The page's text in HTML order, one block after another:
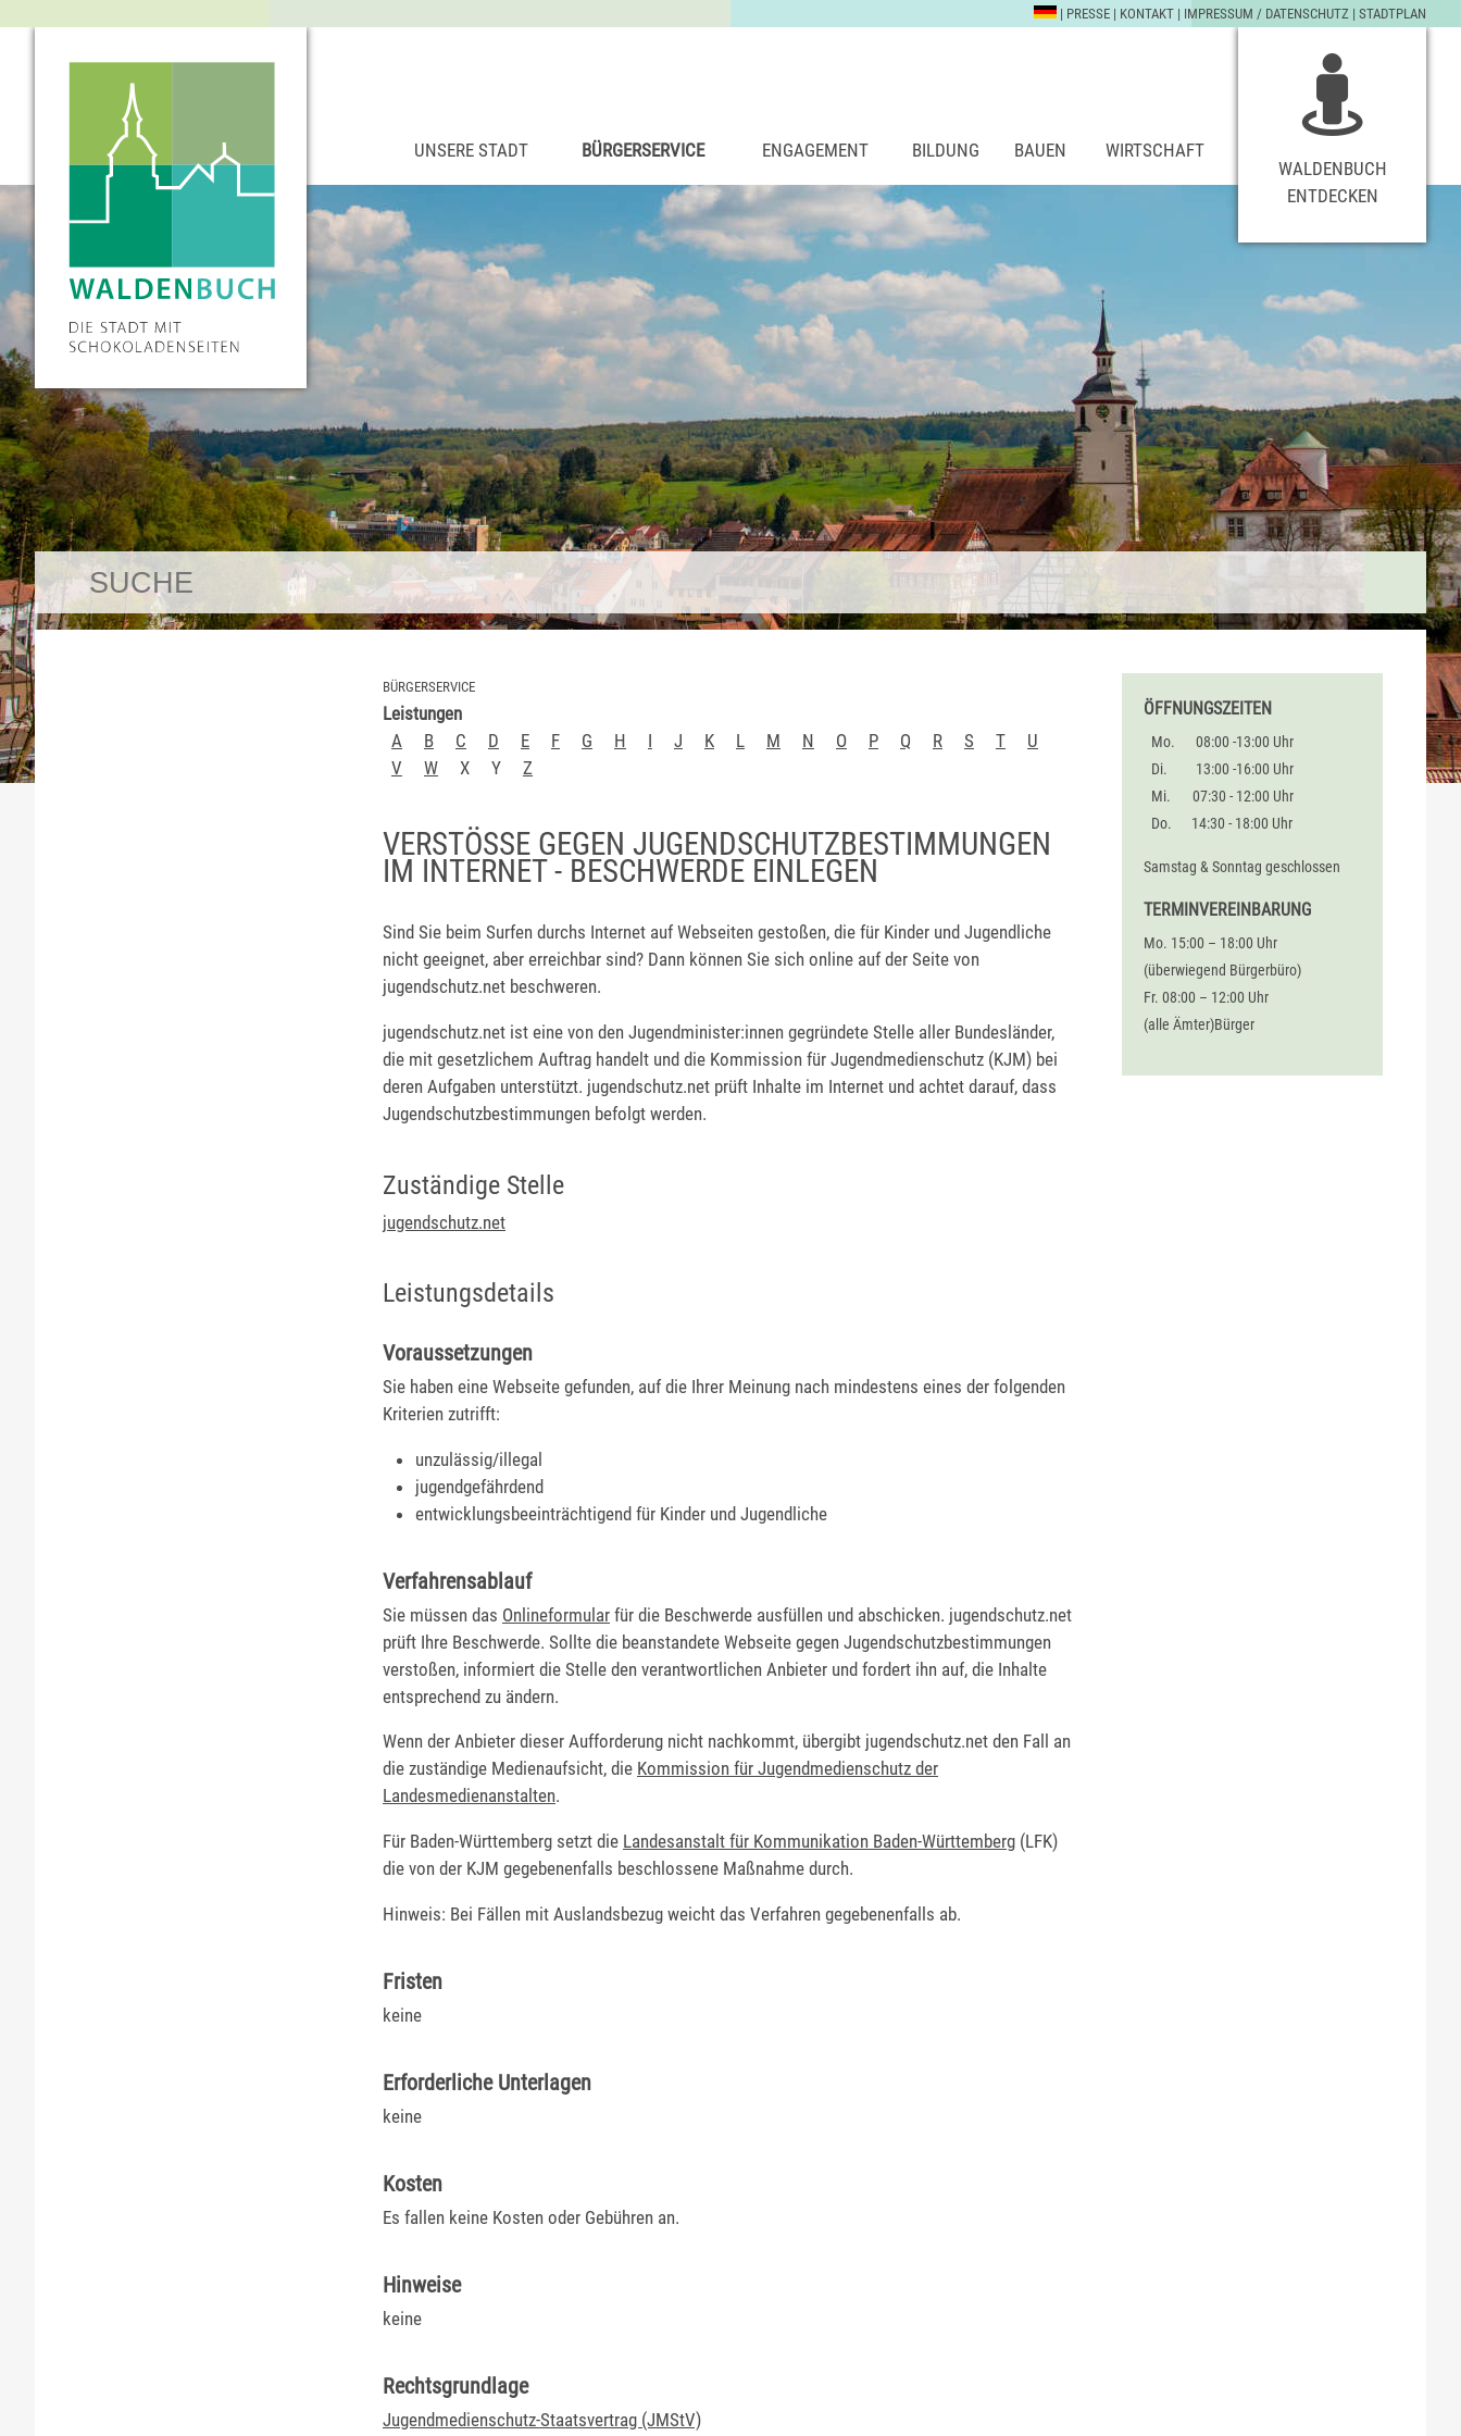
| PRESSE | KONTAKT | IMPRESSUM / DATENSCHUTZ | STADTPLAN
UNSERE STADT BÜRGERSERVICE ENGAGEMENT BILDUNG BAUEN
WIRTSCHAFT
WALDENBUCH
ENTDECKEN
BÜRGERSERVICE
Leistungen
A
B C D E F G H I J K L M N O P Q R S T
U
V
W X Y Z
VERSTÖSSE GEGEN JUGENDSCHUTZBESTIMMUNGEN I
M INTERNET - BESCHWERDE EINLEGEN
Sind Sie beim Surfen durchs Internet auf Webseiten gestoßen, die für Kinder und Jugendliche
nicht geeignet, aber erreichbar sind? Dann können Sie sich online auf der Seite von
jugendschutz.net beschweren.
jugendschutz.net ist eine von den Jugendminister:innen gegründete Stelle aller Bundesländer,
die mit gesetzlichem Auftrag handelt und die Kommission für Jugendmedienschutz (KJM) bei
deren Aufgaben unterstützt. jugendschutz.net prüft Inhalte im Internet und achtet darauf, dass
Jugendschutzbestimmungen befolgt werden.
Zuständige Stelle
jugendschutz.net
Leistungsdetails
Voraussetzungen
Sie haben eine Webseite gefunden, auf die Ihrer Meinung nach mindestens eines der folgenden
Kriterien zutrifft:
unzulässig/illegal
jugendgefährdend
entwicklungsbeeinträchtigend für Kinder und Jugendliche
Verfahrensablauf
Sie müssen das Onlineformular für die Beschwerde ausfüllen und abschicken. jugendschutz.net
prüft Ihre Beschwerde. Sollte die beanstandete Webseite gegen Jugendschutzbestimmungen
verstoßen, informiert die Stelle den verantwortlichen Anbieter und fordert ihn auf, die Inhalte
entsprechend zu ändern.
Wenn der Anbieter dieser Aufforderung nicht nachkommt, übergibt jugendschutz.net den Fall an
die zuständige Medienaufsicht, die Kommission für Jugendmedienschutz der
Landesmedienanstalten.
Für Baden-Württemberg setzt die Landesanstalt für Kommunikation Baden-Württemberg (LFK)
die von der KJM gegebenenfalls beschlossene Maßnahme durch.
Hinweis: Bei Fällen mit Auslandsbezug weicht das Verfahren gegebenenfalls ab.
Fristen
keine
Erforderliche Unterlagen
keine
Kosten
Es fallen keine Kosten oder Gebühren an.
Hinweise
keine
Rechtsgrundlage
Jugendmedienschutz-Staatsvertrag (JMStV)
ÖFFNUNGSZEITEN
Mo.
08:00 -13:00 Uhr
Di.
13:00 -16:00 Uhr
Mi.
07:30 - 12:00 Uhr
Do.
14:30 - 18:00 Uhr
Samstag & Sonntag geschlossen
TERMINVEREINBARUNG
Mo. 15:00 – 18:00 Uhr
(überwiegend Bürgerbüro)
Fr. 08:00 – 12:00 Uhr
(alle Ämter)Bürger